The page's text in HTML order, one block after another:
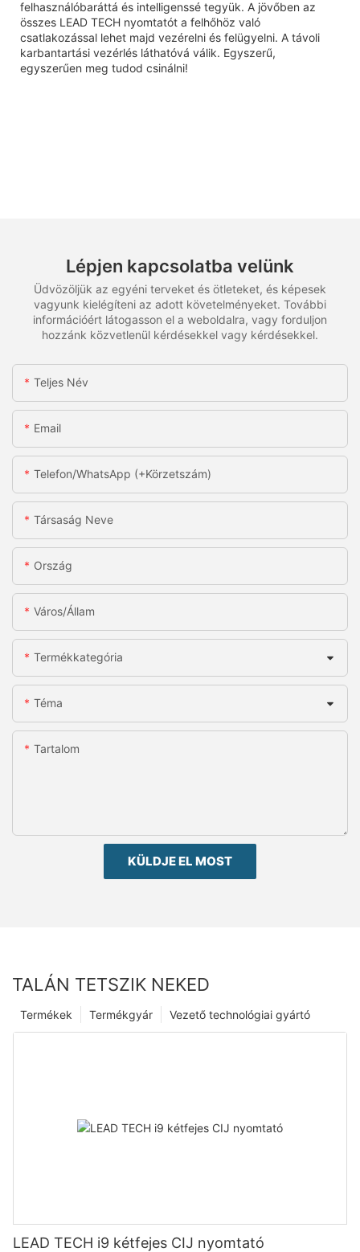
felhasználóbaráttá és intelligenssé tegyük. A jövőben az
összes LEAD TECH nyomtatót a felhőhöz való
csatlakozással lehet majd vezérelni és felügyelni. A távoli
karbantartási vezérlés láthatóvá válik. Egyszerű,
egyszerűen meg tudod csinálni!
Lépjen kapcsolatba velünk
Üdvözöljük az egyéni terveket és ötleteket, és képesek
vagyunk kielégíteni az adott követelményeket. További
információért látogasson el a weboldalra, vagy forduljon
hozzánk közvetlenül kérdésekkel vagy kérdésekkel.
Teljes Név
Email
Telefon/WhatsApp (+körzetszám)
Társaság Neve
Ország
Város/állam
Termékkategória
Téma
Tartalom
KÜLDJE EL MOST
TALÁN TETSZIK NEKED
Vezető technológiai gyártó
Termékgyár
Termékek
LEAD TECH i9 kétfejes CIJ nyomtató